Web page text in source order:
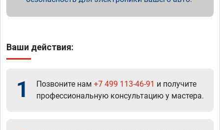
Ваши действия:
1 Позвоните нам +7 499 113-46-91 и получите
профессиональную консультацию у мастера.